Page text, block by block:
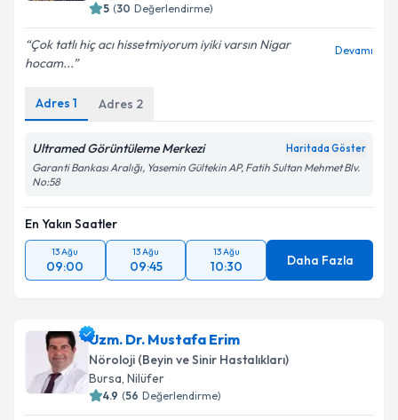
5 (30 Değerlendirme)
Çok tatlı hiç acı hissetmiyorum iyiki varsın Nigar
hocam...
Devamı
Adres 1 Adres 2
Ultramed Görüntüleme Merkezi Haritada Göster
Garanti Bankası Aralığı, Yasemin Gültekin AP, Fatih Sultan Mehmet Blv.
No:58
En Yakın Saatler
13 Ağu
09:00
13 Ağu
09:45
13 Ağu
10:30 Daha Fazla
Uzm. Dr. Mustafa Erim
Nöroloji (Beyin ve Sinir Hastalıkları)
Bursa, Nilüfer
4.9 (56 Değerlendirme)